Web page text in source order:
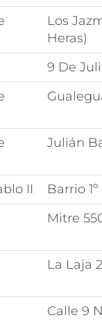
Los
Heras)
9 De
Julián
II Barrio
Mitre
La Laja
Calle 9